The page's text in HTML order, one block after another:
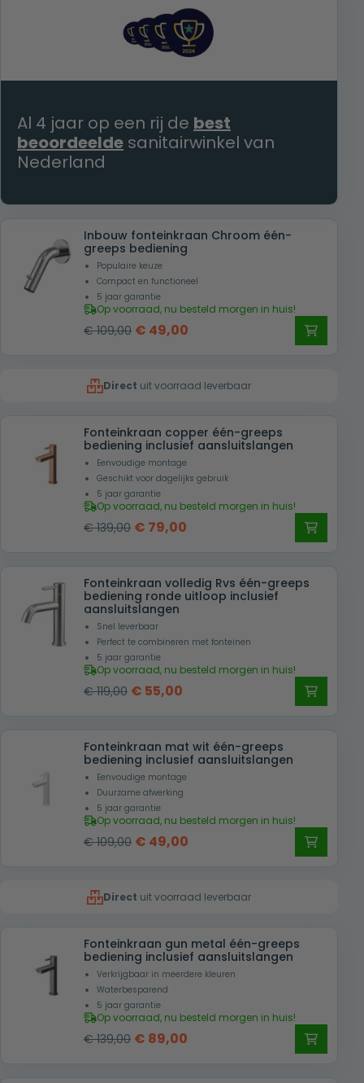
Al 4 jaar op een rij de best
beoordeelde sanitairwinkel van
Nederland
Inbouw fonteinkraan Chroom één-
greeps bediening
Populaire keuze
Compact en functioneel
5 jaar garantie
Op voorraad, nu besteld morgen in huis!
€109,00 Oorspronkelijke
€ 109,00.
€ 49,00
€ 49,00.
Direct uit voorraad leverbaar
Fonteinkraan copper één-greeps
bediening inclusief aansluitslangen
Eenvoudige montage
Geschikt voor dagelijks gebruik
5 jaar garantie
Op voorraad, nu besteld morgen in huis!
€139,00 Oorspronkelijke
was:
€ 139,00.
€ 79,00
is:
€ 79,00.
Fonteinkraan volledig Rvs één-greeps
bediening ronde uitloop inclusief
aansluitslangen
Snel leverbaar
Perfect te combineren met fonteinen
5 jaar garantie
Op voorraad, nu besteld morgen in huis!
€119,00 Oorspronkelijke
was:
€ 119,00.
€ 55,00
is:
€ 55,00.
Fonteinkraan mat wit één-greeps
bediening inclusief aansluitslangen
Eenvoudige montage
Duurzame afwerking
5 jaar garantie
Op voorraad, nu besteld morgen in huis!
€109,00 Oorspronkelijke
€ 109,00.
€ 49,00
€ 49,00.
Direct uit voorraad leverbaar
Fonteinkraan gun metal één-greeps
bediening inclusief aansluitslangen
Verkrijgbaar in meerdere kleuren
Waterbesparend
5 jaar garantie
Op voorraad, nu besteld morgen in huis!
€139,00 Oorspronkelijke
was:
€ 89,00
is: